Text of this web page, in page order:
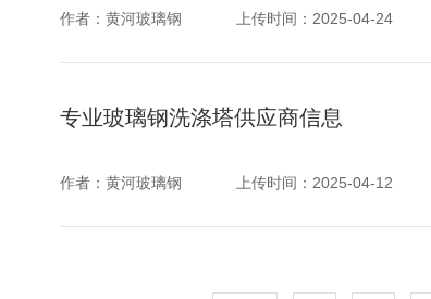
作者： 黄河玻璃钢 上传时间： 2025-04-24
专业玻璃钢洗涤塔供应商信息
作者： 黄河玻璃钢 上传时间： 2025-04-12